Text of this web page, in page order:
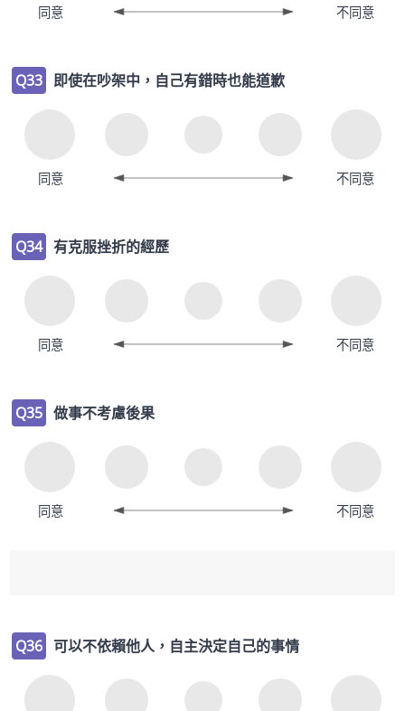
同意 不同意
Q33 即使在吵架中，自己有錯時也能道歉
同意 不同意
Q34 有克服挫折的經歷
同意 不同意
Q35 做事不考慮後果
同意 不同意
Q36 可以不依賴他人，自主決定自己的事情